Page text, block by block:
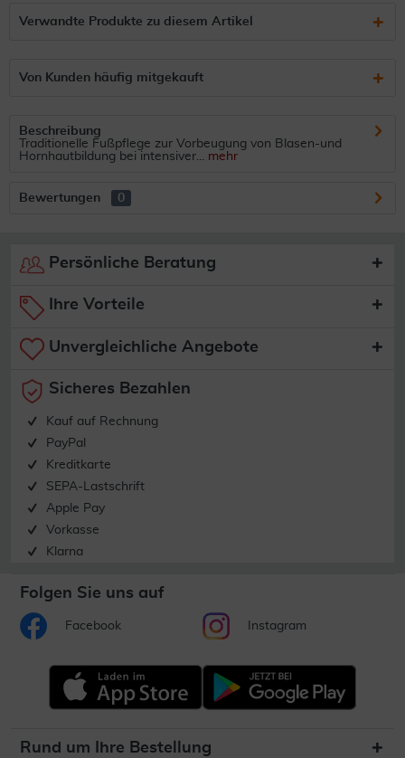
Verwandte Produkte zu diesem Artikel
Von Kunden häufig mitgekauft
Beschreibung
Traditionelle Fußpflege zur Vorbeugung von Blasen-und
Hornhautbildung bei intensiver... mehr
Bewertungen 0
Persönliche Beratung
Ihre Vorteile
Unvergleichliche Angebote
Sicheres Bezahlen
Kauf auf Rechnung
PayPal
Kreditkarte
SEPA-Lastschrift
Apple Pay
Vorkasse
Klarna
Folgen Sie uns auf
Facebook Instagram
Rund um Ihre Bestellung